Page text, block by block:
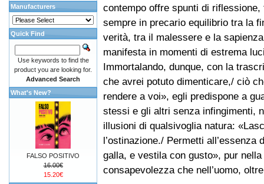
contempo offre spunti di riflessione,
sempre in precario equilibrio tra la
verità, tra il malessere e la
manifesta in momenti di estrema
Immortalando, dunque, con la
che avrei potuto dimenticare,/ ciò
rendere a voi», egli predispone a
stessi e gli altri senza infingimenti,
illusioni di qualsivoglia natura:
l’ostinazione./ Permetti all’essenza
galla, e vestila con gusto», pur nella
consapevolezza che nell’uomo,
Manufacturers
Quick Find
Use keywords to find the
product you are looking for.
Advanced Search
What's New?
FALSO POSITIVO
16.00€
15.20€